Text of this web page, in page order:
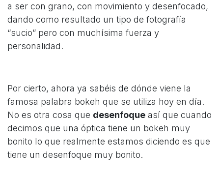
a ser con grano, con movimiento y desenfocado,
dando como resultado un tipo de fotografía
“sucio” pero con muchísima fuerza y
personalidad.
Por cierto, ahora ya sabéis de dónde viene la
famosa palabra bokeh que se utiliza hoy en día.
No es otra cosa que desenfoque así que cuando
decimos que una óptica tiene un bokeh muy
bonito lo que realmente estamos diciendo es que
tiene un desenfoque muy bonito.